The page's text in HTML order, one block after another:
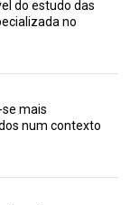
do estudo das
no
mais
num contexto